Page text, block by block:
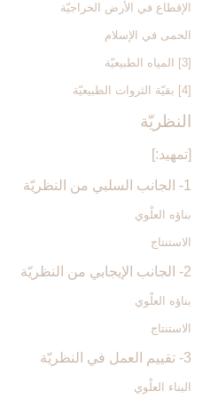
الإقطاع في الأرض الخراجيّة
الحمى في الإسلام
[3] المياه الطبيعيّة
[4] بقيّة الثروات الطبيعيّة
النظريّة
[تمهيد:]
1- الجانب السلبي من النظريّة
بناؤه العلْوي
الاستنتاج
2- الجانب الإيجابي من النظريّة
بناؤه العلْوي
الاستنتاج
3- تقييم العمل في النظريّة
البناء العلْوي